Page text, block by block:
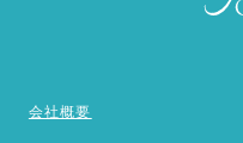
会社概要